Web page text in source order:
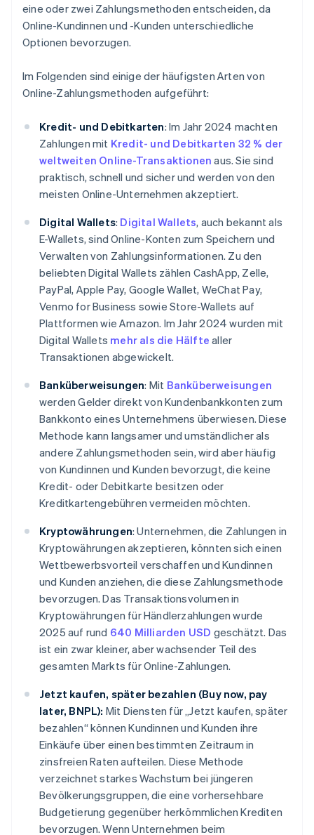
eine oder zwei Zahlungsmethoden entscheiden, da
Online-Kundinnen und -Kunden unterschiedliche
Optionen bevorzugen.
Im Folgenden sind einige der häufigsten Arten von
Online-Zahlungsmethoden aufgeführt:
Kredit- und Debitkarten: Im Jahr 2024 machten
Zahlungen mit Kredit- und Debitkarten 32 % der
weltweiten Online-Transaktionen aus. Sie sind
praktisch, schnell und sicher und werden von den
meisten Online-Unternehmen akzeptiert.
Digital Wallets: Digital Wallets, auch bekannt als
E-Wallets, sind Online-Konten zum Speichern und
Verwalten von Zahlungsinformationen. Zu den
beliebten Digital Wallets zählen CashApp, Zelle,
PayPal, Apple Pay, Google Wallet, WeChat Pay,
Venmo for Business sowie Store-Wallets auf
Plattformen wie Amazon. Im Jahr 2024 wurden mit
Digital Wallets mehr als die Hälfte aller
Transaktionen abgewickelt.
Banküberweisungen: Mit Banküberweisungen
werden Gelder direkt von Kundenbankkonten zum
Bankkonto eines Unternehmens überwiesen. Diese
Methode kann langsamer und umständlicher als
andere Zahlungsmethoden sein, wird aber häufig
von Kundinnen und Kunden bevorzugt, die keine
Kredit- oder Debitkarte besitzen oder
Kreditkartengebühren vermeiden möchten.
Kryptowährungen: Unternehmen, die Zahlungen in
Kryptowährungen akzeptieren, könnten sich einen
Wettbewerbsvorteil verschaffen und Kundinnen
und Kunden anziehen, die diese Zahlungsmethode
bevorzugen. Das Transaktionsvolumen in
Kryptowährungen für Händlerzahlungen wurde
2025 auf rund 640 Milliarden USD geschätzt. Das
ist ein zwar kleiner, aber wachsender Teil des
gesamten Markts für Online-Zahlungen.
Jetzt kaufen, später bezahlen (Buy now, pay
later, BNPL): Mit Diensten für „Jetzt kaufen, später
bezahlen“ können Kundinnen und Kunden ihre
Einkäufe über einen bestimmten Zeitraum in
zinsfreien Raten aufteilen. Diese Methode
verzeichnet starkes Wachstum bei jüngeren
Bevölkerungsgruppen, die eine vorhersehbare
Budgetierung gegenüber herkömmlichen Krediten
bevorzugen. Wenn Unternehmen beim